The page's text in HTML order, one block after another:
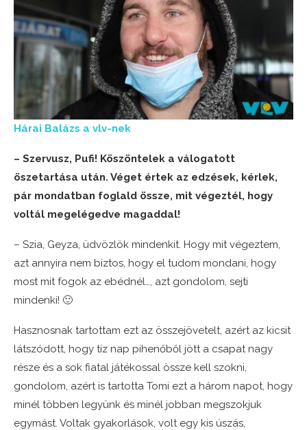
Hárai Balázs a vlv-nek
– Szervusz, Pufi! Köszöntelek a válogatott
öszetartása után. Véget értek az edzések, kérlek,
pár mondatban foglald össze, mit végeztél, hogy
voltál megelégedve magaddal!
– Szia, Geyza, üdvözlök mindenkit. Hogy mit végeztem,
azt annyira nem biztos, hogy el tudom mondani, hogy
most mit fogok az ebédnél…, azt gondolom, sejti
mindenki! 🙂
Hasznosnak tartottam ezt az összejövetelt, azért az kicsit
látszódott, hogy tíz nap pihenőből jött a csapat nagy
része és a sok fiatal játékossal össze kell szokni,
gondolom, azért is tartotta Tomi ezt a három napot, hogy
minél többen legyünk és minél jobban megszokjuk
egymást. Voltak gyakorlások, volt egy kis úszás,